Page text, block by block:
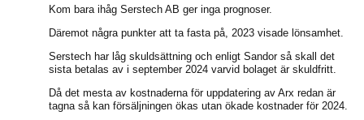
Kom bara ihåg Serstech AB ger inga prognoser.
Däremot några punkter att ta fasta på, 2023 visade lönsamhet.
Serstech har låg skuldsättning och enligt Sandor så skall det
sista betalas av i september 2024 varvid bolaget är skuldfritt.
Då det mesta av kostnaderna för uppdatering av Arx redan är
tagna så kan försäljningen ökas utan ökade kostnader för 2024.